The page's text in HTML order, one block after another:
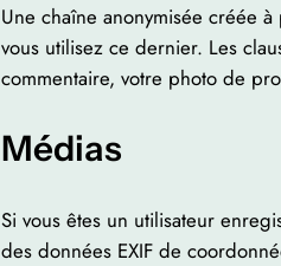
Une chaîne anonymisée créée
vous utilisez ce dernier. Les
commentaire, votre photo de
Médias
Si vous êtes un utilisateur
des données EXIF de